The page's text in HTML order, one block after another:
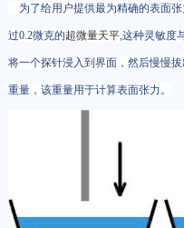
为了给用户提供最为精确的表面
过0.2微克的超微量天平,这种灵敏度
将一个探针浸入到界面，然后慢慢
重量，该重量用于计算表面张力。